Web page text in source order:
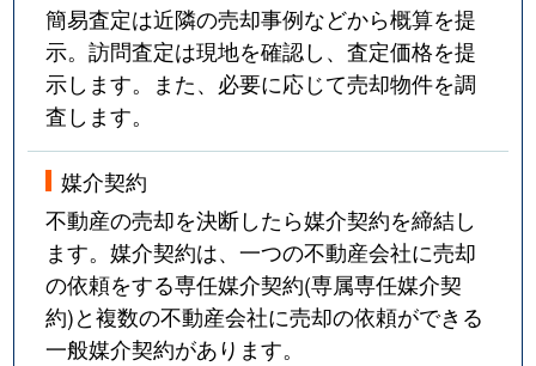
簡易査定は近隣の売却事例などから概算を提
示。訪問査定は現地を確認し、査定価格を提
示します。また、必要に応じて売却物件を調
査します。
媒介契約
不動産の売却を決断したら媒介契約を締結し
ます。媒介契約は、一つの不動産会社に売却
の依頼をする専任媒介契約(専属専任媒介契
約)と複数の不動産会社に売却の依頼ができる
一般媒介契約があります。